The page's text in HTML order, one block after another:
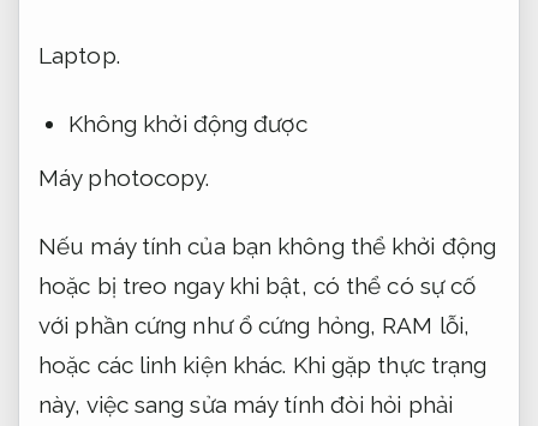
Laptop.
Không khởi động được
Máy photocopy.
Nếu máy tính của bạn không thể khởi động
hoặc bị treo ngay khi bật, có thể có sự cố
với phần cứng như ổ cứng hỏng, RAM lỗi,
hoặc các linh kiện khác. Khi gặp thực trạng
này, việc sang sửa máy tính đòi hỏi phải